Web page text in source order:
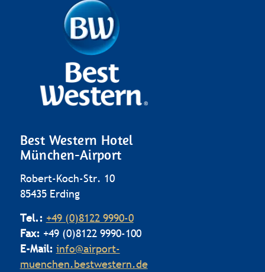
Best Western Hotel
München-Airport
Robert-Koch-Str. 10
85435 Erding
Tel.: +49 (0)8122 9990-0
Fax: +49 (0)8122 9990-100
E-Mail: info@airport-
muenchen.bestwestern.de